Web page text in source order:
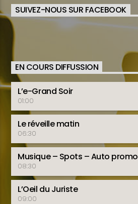
SUIVEZ-NOUS SUR FACEBOOK
EN COURS DIFFUSSION
L’e-Grand Soir
01:00
Le réveille matin
06:30
Musique – Spots – Auto promo
08:30
L’Oeil du Juriste
09:00